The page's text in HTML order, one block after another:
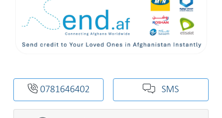
0781646402 SMS